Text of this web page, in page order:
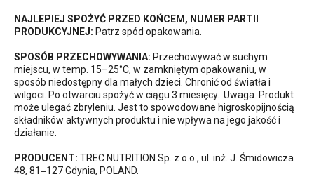
NAJLEPIEJ SPOŻYĆ PRZED KOŃCEM, NUMER PARTII
PRODUKCYJNEJ: Patrz spód opakowania.
SPOSÓB PRZECHOWYWANIA: Przechowywać w suchym
miejscu, w temp. 15–25°C, w zamkniętym opakowaniu, w
sposób niedostępny dla małych dzieci. Chronić od światła i
wilgoci. Po otwarciu spożyć w ciągu 3 miesięcy. Uwaga. Produkt
może ulegać zbryleniu. Jest to spowodowane higroskopijnością
składników aktywnych produktu i nie wpływa na jego jakość i
działanie.
PRODUCENT: TREC NUTRITION Sp. z o.o., ul. inż. J. Śmidowicza
48, 81‒127 Gdynia, POLAND.